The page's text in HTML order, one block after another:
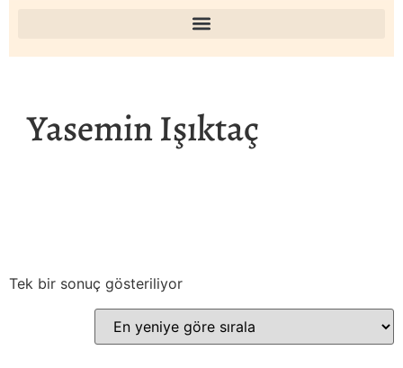
Yasemin Işıktaç
Tek bir sonuç gösteriliyor